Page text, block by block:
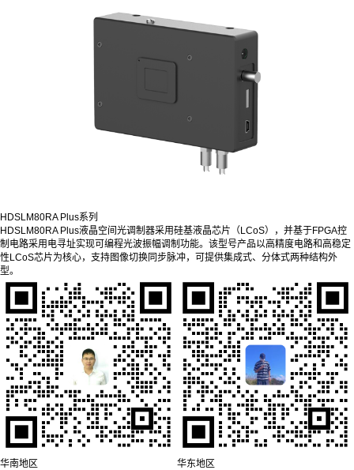
HDSLM80RA Plus系列
HDSLM80RA Plus液晶空间光调制器采用硅基液晶芯片（LCoS），并基于FPGA控
制电路采用电寻址实现可编程光波振幅调制功能。该型号产品以高精度电路和高稳定
性LCoS芯片为核心，支持图像切换同步脉冲，可提供集成式、分体式两种结构外
型。
华南地区 华东地区